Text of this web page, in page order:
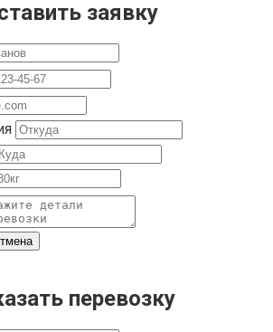
заявку
перевозку